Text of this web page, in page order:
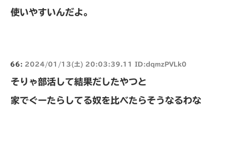
使いやすいんだよ。
66: 2024/01/13(土) 20:03:39.11 ID:dqmzPVLk0
そりゃ部活して結果だしたやつと
家でぐーたらしてる奴を比べたらそうなるわな